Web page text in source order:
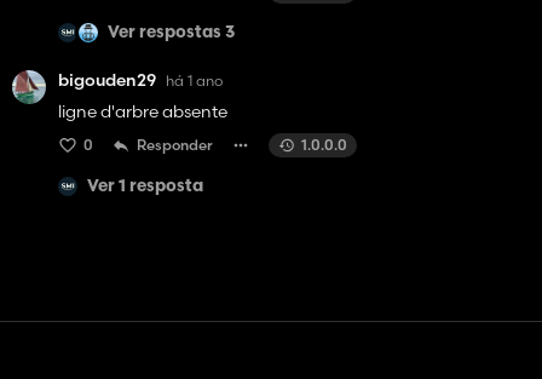
Ver respostas 3
bigouden29 há 1 ano
ligne d'arbre absente
0 Responder 1.0.0.0
Ver 1 resposta